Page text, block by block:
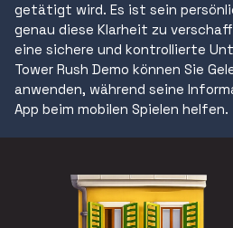
getätigt wird. Es ist sein
genau diese Klarheit zu
eine sichere und kontrollierte
Tower Rush Demo können Sie
anwenden, während seine
App beim mobilen Spielen helfen.